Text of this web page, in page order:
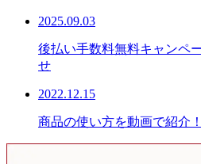
2025.09.03
後払い手数料無料キャンペ
せ
2022.12.15
商品の使い方を動画で紹介！